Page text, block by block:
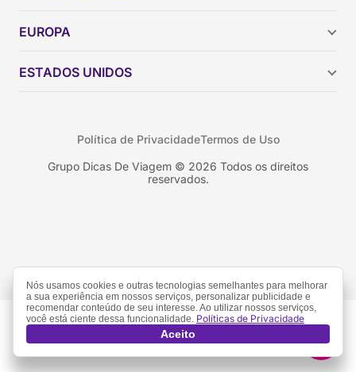
Brasil
Colômbia
EUROPA
ESTADOS UNIDOS
Nova York
Grupo Dicas De Viagem © 2026 Todos os direitos
reservados.
Política de PrivacidadeTermos de Uso
Nós usamos cookies e outras tecnologias semelhantes para melhorar
a sua experiência em nossos serviços, personalizar publicidade e
recomendar conteúdo de seu interesse. Ao utilizar nossos serviços,
você está ciente dessa funcionalidade. Políticas de Privacidade
Aceito